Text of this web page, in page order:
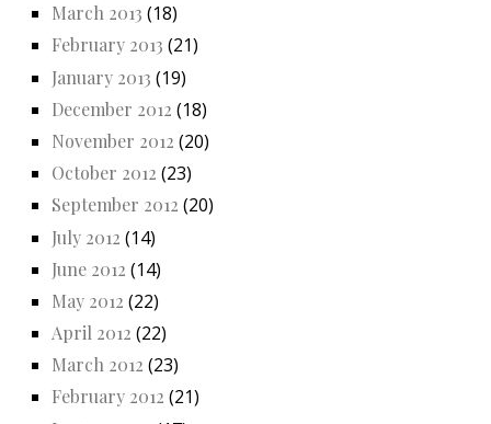
March 2013 (18)
February 2013 (21)
January 2013 (19)
December 2012 (18)
November 2012 (20)
October 2012 (23)
September 2012 (20)
July 2012 (14)
June 2012 (14)
May 2012 (22)
April 2012 (22)
March 2012 (23)
February 2012 (21)